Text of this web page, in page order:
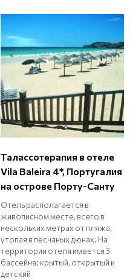
Талассотерапия в отеле
Vila Baleira 4*, Португалия
на острове Порту-Санту
Отель располагается в
живописном месте, всего в
нескольких метрах от пляжа,
утопая в песчаных дюнах. На
территории отеля имеется 3
бассейна: крытый, открытый и
детский